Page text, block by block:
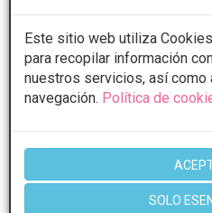
Este sitio web utiliza
para recopilar información
nuestros servicios, así como
navegación. Política de
SOLO
El tratamiento de las
problema causado por la
producido por la proliferación
por la edad, factores
Para realizar un tratamiento
conocer el tipo que presenta.
Estas cicatrices pueden ser:
No patológicas: por ejemplo